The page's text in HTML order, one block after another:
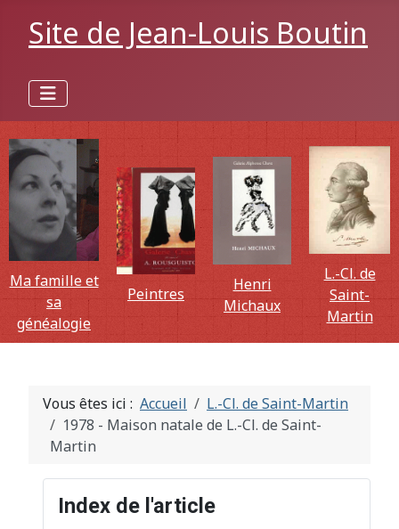
Site de Jean-Louis Boutin
Ma famille et
sa
généalogie
Peintres
Henri
Michaux
L.-Cl. de
Saint-
Martin
Vous êtes ici : Accueil
L.-Cl. de Saint-Martin
1978 - Maison natale de L.-Cl. de Saint-
Martin
Index de l'article